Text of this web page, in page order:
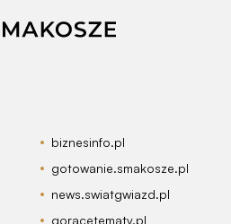
biznesinfo.pl
gotowanie.smakosze.pl
news.swiatgwiazd.pl
goracetematy.pl